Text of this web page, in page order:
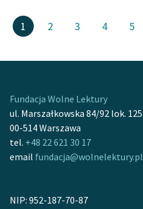
1 2 3 4 5
Fundacja Wolne Lektury
ul. Marszałkowska 84/92 lok. 125
00-514 Warszawa
tel. +48 22 621 30 17
email fundacja@wolnelektury.pl
NIP: 952-187-70-87